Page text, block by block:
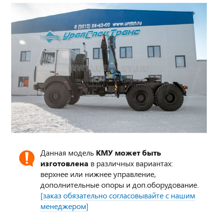
Данная модель КМУ может быть
изготовлена в различных вариантах:
верхнее или нижнее управление,
дополнительные опоры и доп.оборудование.
[заказ обязательно согласовывайте с нашим
менеджером]